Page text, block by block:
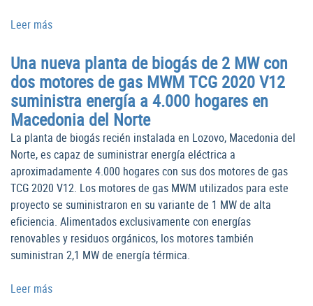
Leer más
Una nueva planta de biogás de 2 MW con
dos motores de gas MWM TCG 2020 V12
suministra energía a 4.000 hogares en
Macedonia del Norte
La planta de biogás recién instalada en Lozovo, Macedonia del
Norte, es capaz de suministrar energía eléctrica a
aproximadamente 4.000 hogares con sus dos motores de gas
TCG 2020 V12. Los motores de gas MWM utilizados para este
proyecto se suministraron en su variante de 1 MW de alta
eficiencia. Alimentados exclusivamente con energías
renovables y residuos orgánicos, los motores también
suministran 2,1 MW de energía térmica.
Leer más